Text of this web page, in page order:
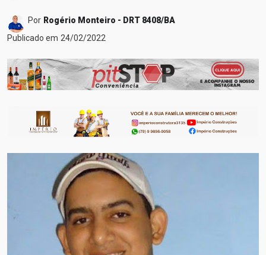
Por Rogério Monteiro - DRT 8408/BA
Publicado em 24/02/2022